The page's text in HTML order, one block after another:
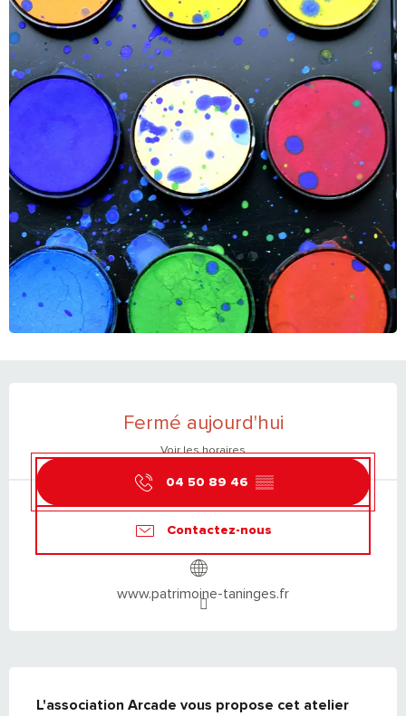
Fermé aujourd'hui
Voir les horaires
04 50 89 46 ▒▒
Contactez-nous
www.patrimoine-taninges.fr
L'association Arcade vous propose cet atelier